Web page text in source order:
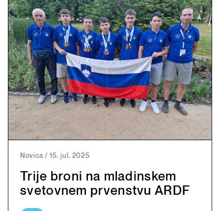
Novica /15. jul. 2025
Trije broni na mladinskem
svetovnem prvenstvu ARDF